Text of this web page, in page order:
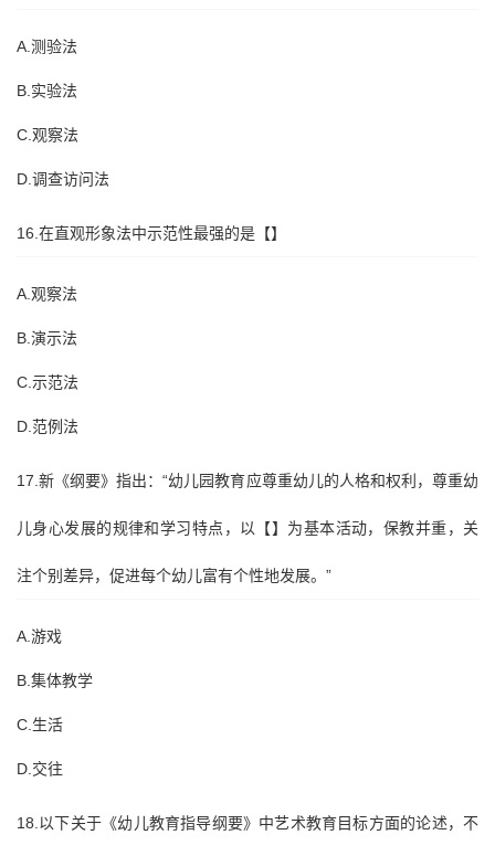
A.测验法
B.实验法
C.观察法
D.调查访问法
16.在直观形象法中示范性最强的是【】
A.观察法
B.演示法
C.示范法
D.范例法
17.新《纲要》指出：“幼儿园教育应尊重幼儿的人格和权利，尊重幼
儿身心发展的规律和学习特点，以【】为基本活动，保教并重，关
注个别差异，促进每个幼儿富有个性地发展。”
A.游戏
B.集体教学
C.生活
D.交往
18.以下关于《幼儿教育指导纲要》中艺术教育目标方面的论述，不